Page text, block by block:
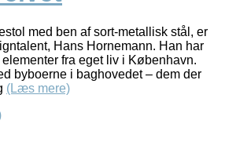
med ben af sort-metallisk stål, er
Hans Hornemann. Han har
fra eget liv i København.
byboerne i baghovedet – dem der
(Læs mere)